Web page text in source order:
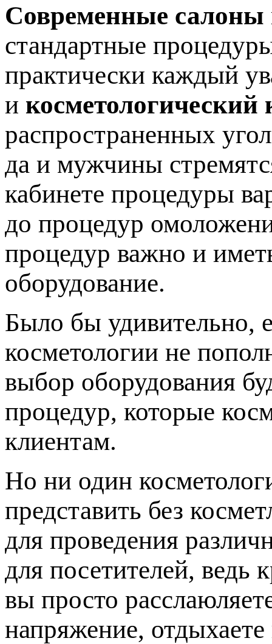
Современные салоны
стандартные
практически каждый
и косметологический
распространенных
да и мужчины
кабинете процедуры
до процедур
процедур важно и
оборудование.
Было бы удивительно,
косметологии не
выбор оборудования
процедур, которые
клиентам.
Но ни один
представить без
для проведения
для посетителей, ведь
вы просто
напряжение,